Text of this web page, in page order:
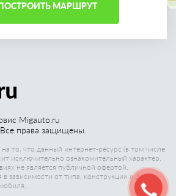
МАРШРУТ
Migauto.ru
права защищены.
то, что данный интернет-ресурс (в том числе
исключительно ознакомительный характер,
не является публичной офертой.
в зависимости от типа, конструкции и других